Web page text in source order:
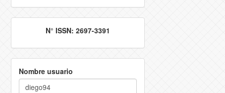
N° ISSN: 2697-3391
Nombre usuario